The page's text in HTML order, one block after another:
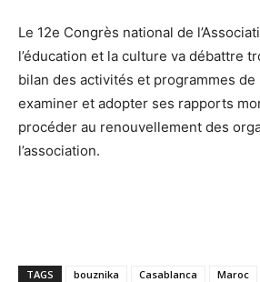
Le 12e Congrès national de
l’éducation et la culture va débattre
bilan des activités et programmes de
examiner et adopter ses rapports
procéder au renouvellement des
l’association.
TAGS bouznika Casablanca Maroc